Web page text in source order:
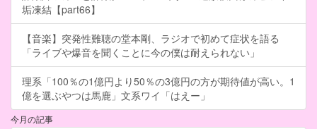
垢凍結【part66】
【音楽】突発性難聴の堂本剛、ラジオで初めて症状を語る
「ライブや爆音を聞くことに今の僕は耐えられない」
理系「100％の1億円より50％の3億円の方が期待値が高い。1
億を選ぶやつは馬鹿」文系ワイ「はえー」
今月の記事